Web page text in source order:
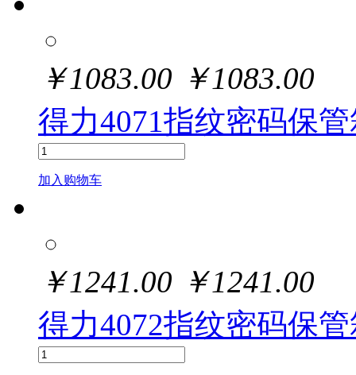
￥1083.00 ￥1083.00
得力4071指纹密码保
加入购物车
￥1241.00 ￥1241.00
得力4072指纹密码保